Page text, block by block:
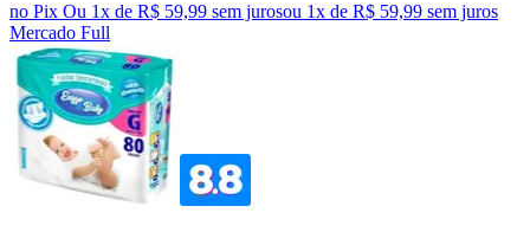
no Pix Ou 1x de R$ 59,99 sem jurosou 1x de R$ 59,99 sem juros
Mercado Full